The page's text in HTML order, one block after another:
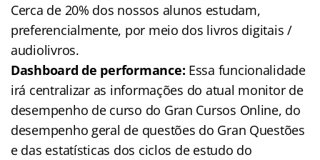
Cerca de 20% dos nossos alunos estudam,
preferencialmente, por meio dos livros digitais /
audiolivros.
Dashboard de performance: Essa funcionalidade
irá centralizar as informações do atual monitor de
desempenho de curso do Gran Cursos Online, do
desempenho geral de questões do Gran Questões
e das estatísticas dos ciclos de estudo do